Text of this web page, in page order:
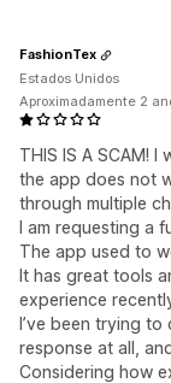
THIS IS A SCAM!
the app does not
through multiple
I am requesting a
The app used to
It has great tools
experience
I’ve been trying
response at all,
Considering how
FashionTex
Estados Unidos
Aproximadamente 2